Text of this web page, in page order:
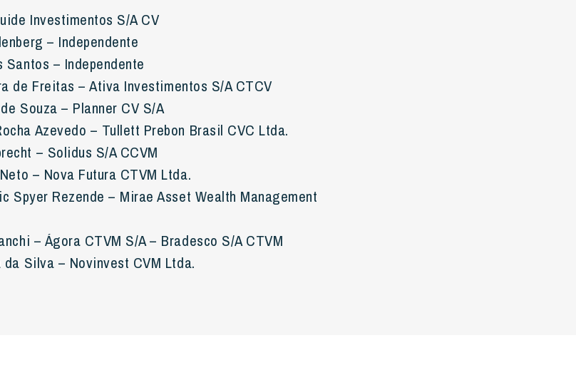
Investimentos S/A CV
– Independente
– Independente
de Freitas – Ativa Investimentos S/A CTCV
Souza – Planner CV S/A
Azevedo – Tullett Prebon Brasil CVC Ltda.
– Solidus S/A CCVM
– Nova Futura CTVM Ltda.
Spyer Rezende – Mirae Asset Wealth Management
– Ágora CTVM S/A – Bradesco S/A CTVM
Silva – Novinvest CVM Ltda.